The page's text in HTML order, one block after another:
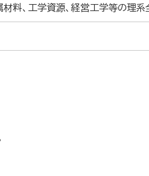
材料、工学資源、経営工学等の理